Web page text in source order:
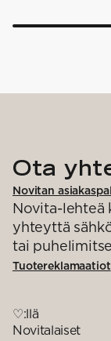
Ota
Novitan
Novita-lehteä
yhteyttä
tai puhelimitse
Tuotereklamaatiot
♡:llä
Novitalaiset